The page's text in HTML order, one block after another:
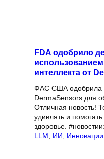
FDA одобрило
интеллекта от
ФАС США одобрила
DermaSensors для
Отличная новость!
удивлять и
здоровье.
LLM
ИИ Инновации